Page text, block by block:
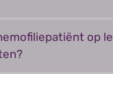
op
op